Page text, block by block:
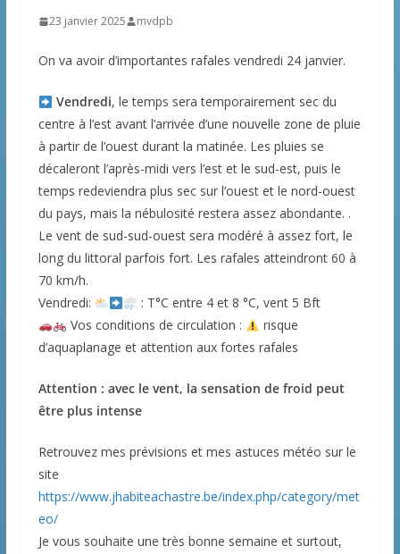
23 janvier 2025 mvdpb
On va avoir d’importantes rafales vendredi 24 janvier.
Vendredi, le temps sera temporairement sec du
centre à l’est avant l’arrivée d’une nouvelle zone de pluie
à partir de l’ouest durant la matinée. Les pluies se
décaleront l’après-midi vers l’est et le sud-est, puis le
temps redeviendra plus sec sur l’ouest et le nord-ouest
du pays, mais la nébulosité restera assez abondante. .
Le vent de sud-sud-ouest sera modéré à assez fort, le
long du littoral parfois fort. Les rafales atteindront 60 à
70 km/h.
Vendredi:
: T°C entre 4 et 8 °C, vent 5 Bft
Vos conditions de circulation :
risque
d’aquaplanage et attention aux fortes rafales
Attention : avec le vent, la sensation de froid peut
être plus intense
Retrouvez mes prévisions et mes astuces météo sur le
site
https://www.jhabiteachastre.be/index.php/category/met
eo/
Je vous souhaite une très bonne semaine et surtout,